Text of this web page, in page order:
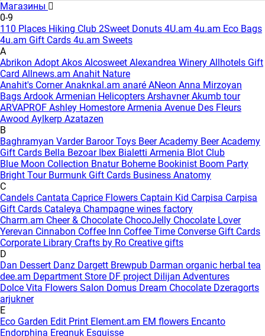
Магазины
0-9
110 Places Hiking Club 2Sweet Donuts 4U.am 4u.am Eco Bags
4u.am Gift Cards 4u.am Sweets
A
Abrikon Adopt Akos Alcosweet Alexandrea Winery Allhotels Gift
Card Allnews.am Anahit Nature
Anahit's CornerAnaknkal.am anaré ANeon Anna Mirzoyan
Bags Ardook Armenian Helicopters Arshavner Akumb tour
ARVAPROF Ashley Homestore Armenia Avenue Des Fleurs
Awood Aylkerp Azatazen
B
Baghramyan Varder Baroor Toys Beer Academy Beer Academy
Gift Cards Bella Bezoar Ibex Bialetti Armenia Blot Club
Blue Moon Collection Bnatur Boheme Bookinist Boom Party
Bright Tour Burmunk Gift Cards Business Anatomy
C
Candels Cantata Caprice Flowers Captain Kid Carpisa Carpisa
Gift Cards Cataleya Champagne wines factory
Charm.am Cheer & Chocolate ChocoJelly Chocolate Lover
Yerevan Cinnabon Coffee Inn Coffee Time Converse Gift Cards
Corporate Library Crafts by Ro Creative gifts
D
Dan Dessert Danz Dargett Brewpub Darman organic herbal tea
dee.am Department Store DF project Dilijan Adventures
Dolce Vita Flowers Salon Domus Dream Chocolate Dzeragorts
arjukner
E
Eco Garden Edit Print Element.am EM flowers Encanto
Endorphina Ereqnuk Esquisse